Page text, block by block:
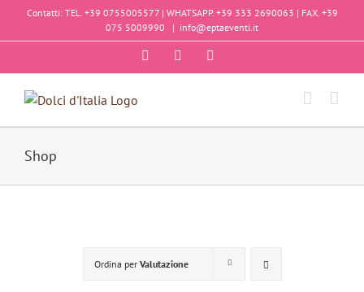
SaltaContatti: TEL. +39 0755005577 | WHATSAPP. +39 333 2690063 | FAX. +39
075 5009990
| info@eptaeventi.it
FacebookInstagram
Shop
Ordina per Valutazione